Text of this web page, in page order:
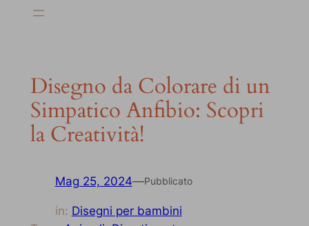
Disegno da Colorare di un
Simpatico Anfibio: Scopri
la Creatività!
Mag 25, 2024—Pubblicato
in: Disegni per bambini